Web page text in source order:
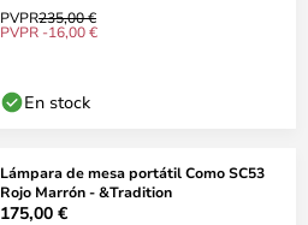
PVPR235,00 €
PVPR -16,00 €
En stock
Lámpara de mesa portátil Como SC53
Rojo Marrón - &Tradition
175,00 €